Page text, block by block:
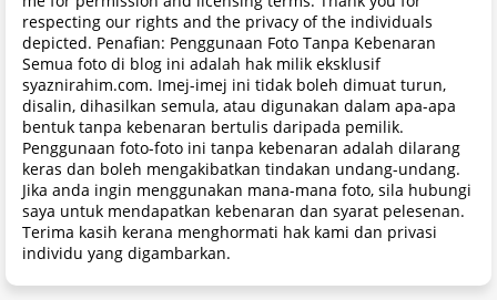
respecting our rights and the privacy of the individuals
depicted. Penafian: Penggunaan Foto Tanpa Kebenaran
Semua foto di blog ini adalah hak milik eksklusif
syaznirahim.com. Imej-imej ini tidak boleh dimuat turun,
disalin, dihasilkan semula, atau digunakan dalam apa-apa
bentuk tanpa kebenaran bertulis daripada pemilik.
Penggunaan foto-foto ini tanpa kebenaran adalah dilarang
keras dan boleh mengakibatkan tindakan undang-undang.
Jika anda ingin menggunakan mana-mana foto, sila hubungi
saya untuk mendapatkan kebenaran dan syarat pelesenan.
Terima kasih kerana menghormati hak kami dan privasi
individu yang digambarkan.